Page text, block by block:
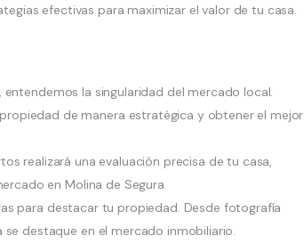
efectivas para maximizar el valor de tu casa.
la singularidad del mercado local.
de manera estratégica y obtener el mejor
realizará una evaluación precisa de tu casa,
en Molina de Segura.
para destacar tu propiedad. Desde fotografía
destaque en el mercado inmobiliario.